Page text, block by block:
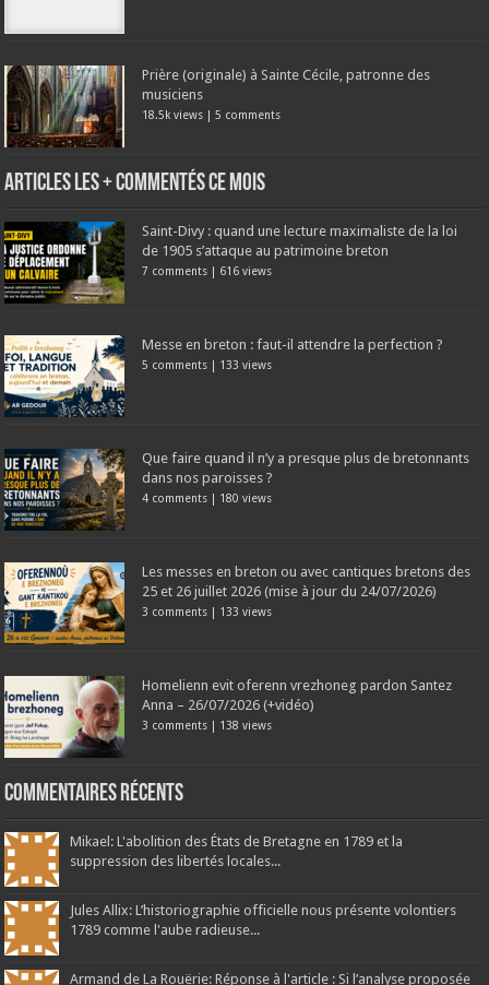
Prière (originale) à Sainte Cécile, patronne des
musiciens
18.5k views |5 comments
Articles les + commentés ce mois
Saint-Divy : quand une lecture maximaliste de la loi
de 1905 s’attaque au patrimoine breton
7 comments | 616 views
Messe en breton : faut-il attendre la perfection ?
5 comments | 133 views
Que faire quand il n’y a presque plus de bretonnants
dans nos paroisses ?
4 comments | 180 views
Les messes en breton ou avec cantiques bretons des
25 et 26 juillet 2026 (mise à jour du 24/07/2026)
3 comments | 133 views
Homelienn evit oferenn vrezhoneg pardon Santez
Anna – 26/07/2026 (+vidéo)
3 comments | 138 views
Commentaires récents
Mikael: L'abolition des États de Bretagne en 1789 et la
suppression des libertés locales...
Jules Allix: L’historiographie officielle nous présente volontiers
1789 comme l'aube radieuse...
Armand de La Rouërie: Réponse à l'article : Si l’analyse proposée